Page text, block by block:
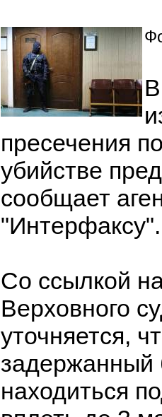
пресечения
убийстве
сообщает
"Интерфаксу".
Со ссылкой
Верховного
уточняется,
задержанный
находиться